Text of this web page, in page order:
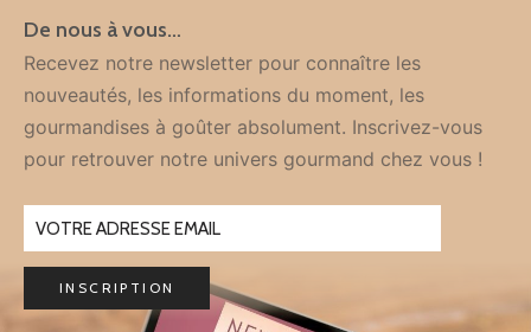
De nous à vous…
Recevez notre newsletter pour connaître les
nouveautés, les informations du moment, les
gourmandises à goûter absolument. Inscrivez-vous
pour retrouver notre univers gourmand chez vous !